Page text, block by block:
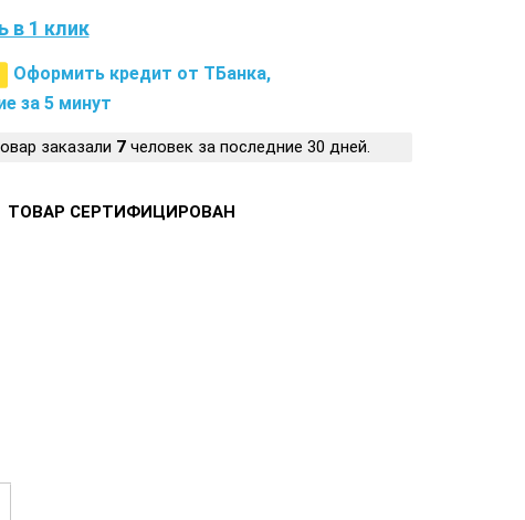
в 1 клик
Оформить кредит от ТБанка,
за 5 минут
заказали 7человек за последние 30 дней.
ТОВАР СЕРТИФИЦИРОВАН